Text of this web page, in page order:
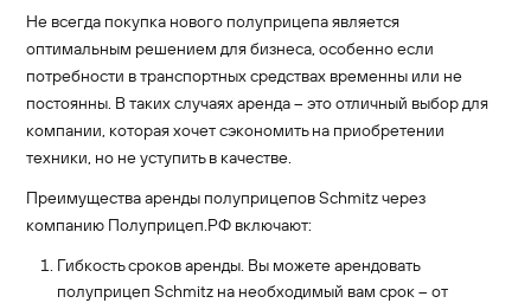
Не всегда покупка нового полуприцепа является
оптимальным решением для бизнеса, особенно если
потребности в транспортных средствах временны или не
постоянны. В таких случаях аренда – это отличный выбор для
компании, которая хочет сэкономить на приобретении
техники, но не уступить в качестве.
Преимущества аренды полуприцепов Schmitz через
компанию Полуприцеп.РФ включают:
Гибкость сроков аренды. Вы можете арендовать
полуприцеп Schmitz на необходимый вам срок – от